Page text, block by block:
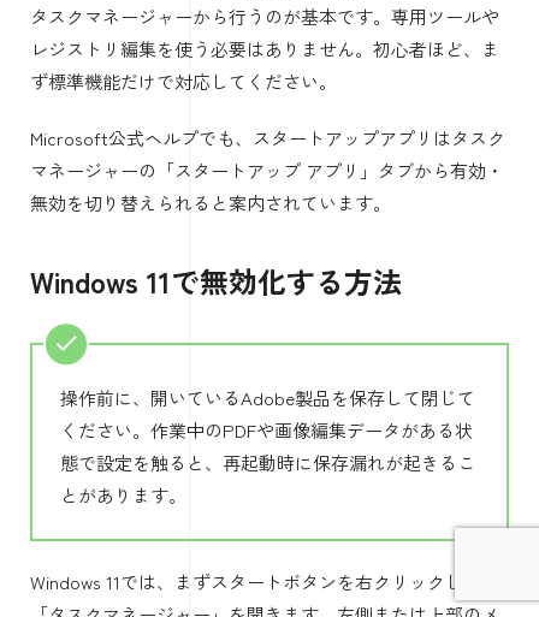
タスクマネージャーから行うのが基本です。専用ツールや
レジストリ編集を使う必要はありません。初心者ほど、ま
ず標準機能だけで対応してください。
Microsoft公式ヘルプでも、スタートアップアプリはタスク
マネージャーの「スタートアップ アプリ」タブから有効・
無効を切り替えられると案内されています。
Windows 11で無効化する方法
操作前に、開いているAdobe製品を保存して閉じて
ください。作業中のPDFや画像編集データがある状
態で設定を触ると、再起動時に保存漏れが起きるこ
とがあります。
Windows 11では、まずスタートボタンを右クリックして